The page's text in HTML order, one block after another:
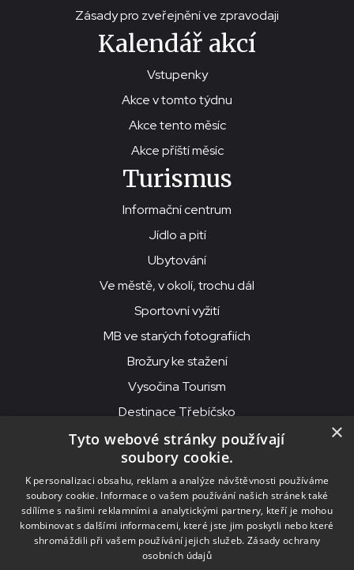
Zásady pro zveřejnění ve zpravodaji
Kalendář akcí
Vstupenky
Akce v tomto týdnu
Akce tento měsíc
Akce příští měsíc
Turismus
Informační centrum
Jídlo a pití
Ubytování
Ve městě, v okolí, trochu dál
Sportovní vyžití
MB ve starých fotografiích
Brožury ke stažení
Vysočina Tourism
Destinace Třebíčsko
© 2026MKS Beseda Mor. Budějovice
MKS Beseda, příspěvková organizace, Purcnerova 62, 676 02
Moravské Budějovice
IČO: 00091758, DIČ: CZ00091758, ID datové schránky: chjn2kd
×
Tyto webové stránky používají
soubory cookie.
K personalizaci obsahu, reklam a analýze návštěvnosti používáme
soubory cookie. Informace o vašem používání našich stránek také
sdílíme s našimi reklamními a analytickými partnery, kteří je mohou
kombinovat s dalšími informacemi, které jste jim poskytli nebo které
shromáždili při vašem používání jejich služeb. Zásady ochrany
osobních údajů